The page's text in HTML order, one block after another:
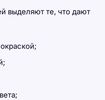
выделяют те, что дают